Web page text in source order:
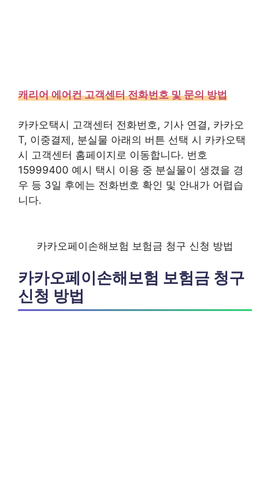
캐리어 에어컨 고객센터 전화번호 및 문의 방법
카카오택시 고객센터 전화번호, 기사 연결, 카카오
T, 이중결제, 분실물 아래의 버튼 선택 시 카카오택
시 고객센터 홈페이지로 이동합니다. 번호
15999400 예시 택시 이용 중 분실물이 생겼을 경
우 등 3일 후에는 전화번호 확인 및 안내가 어렵습
니다.
카카오페이손해보험 보험금 청구 신청 방법
카카오페이손해보험 보험금 청구
신청 방법